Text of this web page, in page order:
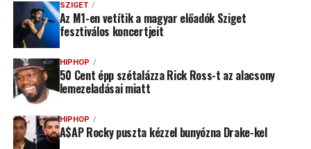
SZIGET
Az M1-en vetítik a magyar előadók Sziget
fesztiválos koncertjeit
HIPHOP
50 Cent épp szétalázza Rick Ross-t az alacsony
lemezeladásai miatt
HIPHOP
A$AP Rocky puszta kézzel bunyózna Drake-kel